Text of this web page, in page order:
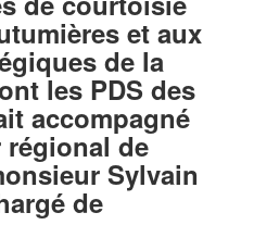
et aux
de la
les PDS des
accompagné
régional de
Sylvain
de